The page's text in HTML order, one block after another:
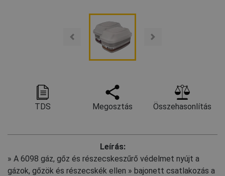
TDS Megosztás Összehasonlítás
Leírás:
» A 6098 gáz, gőz és részecskeszűrő védelmet nyújt a
gázok, gőzök és részecskék ellen » bajonett csatlakozás a